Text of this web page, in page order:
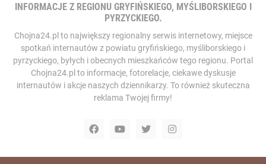
INFORMACJE Z REGIONU GRYFIŃSKIEGO, MYŚLIBORSKIEGO I
PYRZYCKIEGO.
Chojna24.pl to największy regionalny serwis internetowy, miejsce
spotkań internautów z powiatu gryfińskiego, myśliborskiego i
pyrzyckiego, byłych i obecnych mieszkańców tego regionu. Portal
Chojna24.pl to informacje, fotorelacje, ciekawe dyskusje
internautów i akcje naszych dziennikarzy. To również skuteczna
reklama Twojej firmy!